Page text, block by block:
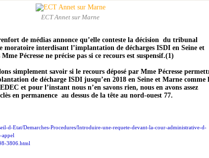
ECT Annet sur Marne
de médias annonce qu’elle conteste la décision du tribunal
interdisant l’implantation de décharges ISDI en Seine et
Pécresse ne précise pas si ce recours est suspensif.(1)
simplement savoir si le recours déposé par Mme Pécresse
de décharge ISDI jusqu’en 2018 en Seine et Marne comme
et pour l’instant nous n’en savons rien, nous en avons assez
en permanence au dessus de la tête au nord-ouest 77.
d-Etat/Demarches-Procedures/Introduire-une-requete-devant-la-cour-administrative-d-
3806.html